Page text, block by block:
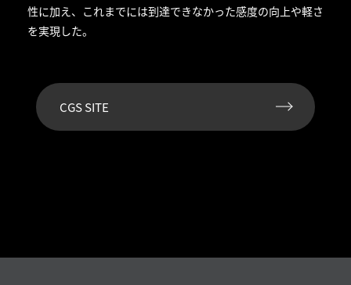
性に加え、これまでには到達できなかった感度の向上や軽さ
を実現した。
CGS SITE